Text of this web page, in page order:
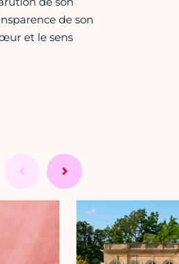
de son
et le sens